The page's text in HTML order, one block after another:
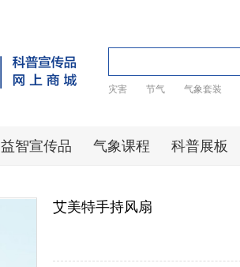
灾害 节气 气象套装
益智宣传品 气象课程 科普展板
艾美特手持风扇